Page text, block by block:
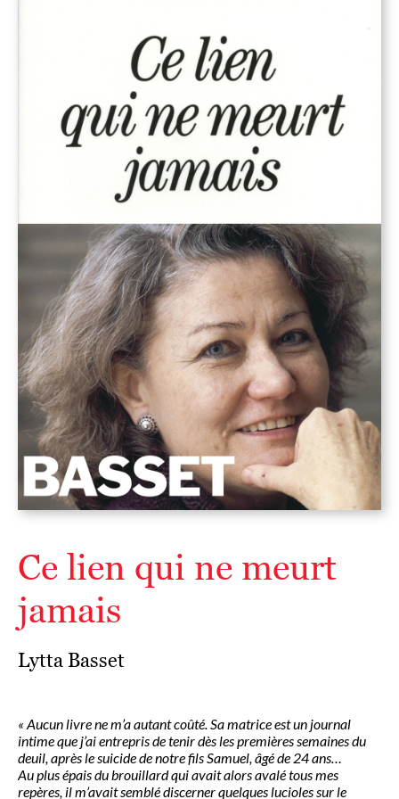
Ce lien qui ne meurt
jamais
Lytta Basset
« Aucun livre ne m’a autant coûté. Sa matrice est un journal
intime que j’ai entrepris de tenir dès les premières semaines du
deuil, après le suicide de notre fils Samuel, âgé de 24 ans…
Au plus épais du brouillard qui avait alors avalé tous mes
repères, il m’avait semblé discerner quelques lucioles sur le